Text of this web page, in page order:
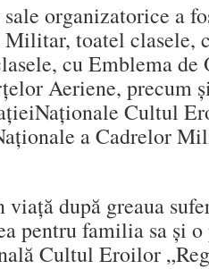
organizatorice a
toatel clasele,
cu Emblema de
Aeriene, precum
Cultul
a Cadrelor
viaţă după greaua
pentru familia sa şi
Cultul Eroilor